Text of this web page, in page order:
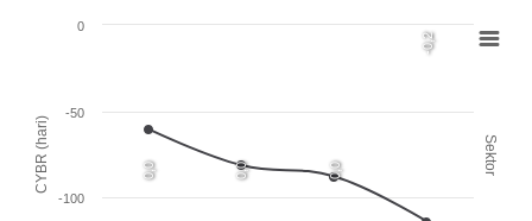
CYBR (hari) Sektor
0,0 0,0 0,0
-0,2
-100
-50
0